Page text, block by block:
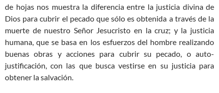
de hojas nos muestra la diferencia entre la justicia divina de
Dios para cubrir el pecado que sólo es obtenida a través de la
muerte de nuestro Señor Jesucristo en la cruz; y la justicia
humana, que se basa en los esfuerzos del hombre realizando
buenas obras y acciones para cubrir su pecado, o auto-
justificación, con las que busca vestirse en su justicia para
obtener la salvación.